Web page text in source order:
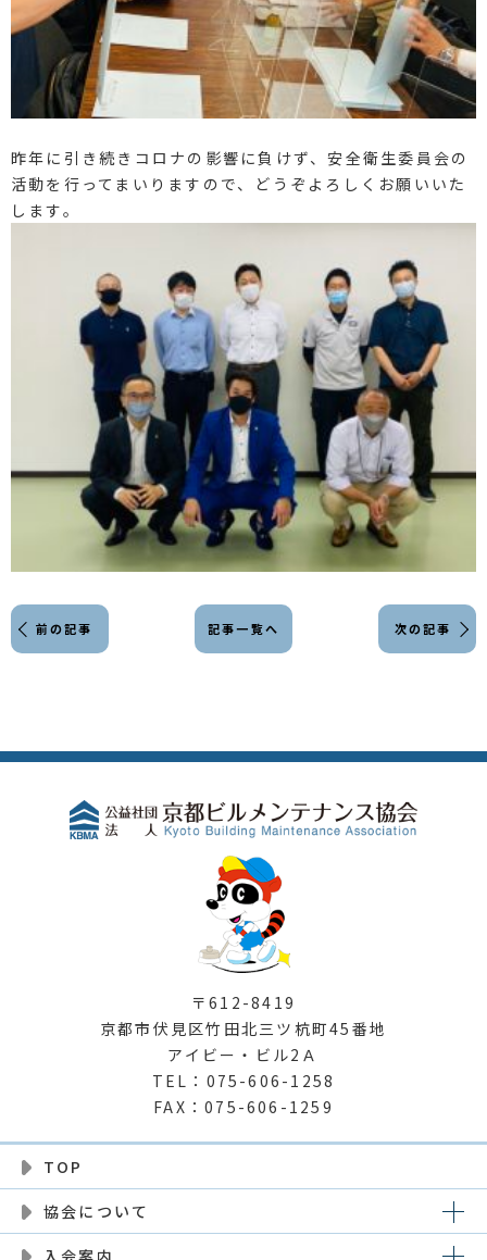
昨年に引き続きコロナの影響に負けず、安全衛生委員会の
活動を行ってまいりますので、どうぞよろしくお願いいた
します。
前の記事 記事一覧へ 次の記事
〒612-8419
京都市伏見区竹田北三ツ杭町45番地
アイビー・ビル2Ａ
TEL：075-606-1258
FAX：075-606-1259
TOP
協会について